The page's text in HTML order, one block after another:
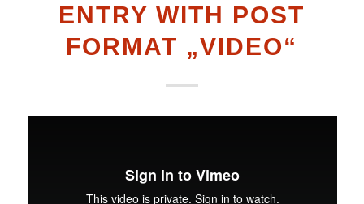
ENTRY WITH POST
FORMAT „VIDEO“